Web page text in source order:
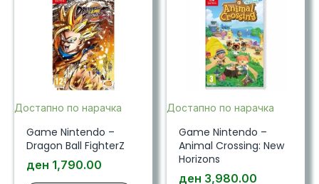
Достапно по нарачка
Game Nintendo –
Dragon Ball FighterZ
ден 1,790.00
Достапно по нарачка
Game Nintendo –
Animal Crossing: New
Horizons
ден 3,980.00